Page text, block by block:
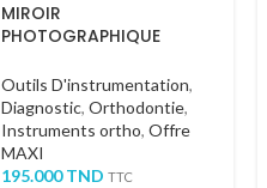
MIROIR
PHOTOGRAPHIQUE
Outils D'instrumentation,
Diagnostic, Orthodontie,
Instruments ortho, Offre
MAXI
195.000TND TTC